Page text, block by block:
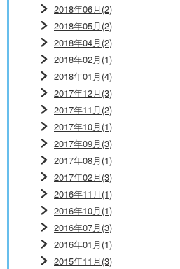
2018年06月(2)
2018年05月(2)
2018年04月(2)
2018年02月(1)
2018年01月(4)
2017年12月(3)
2017年11月(2)
2017年10月(1)
2017年09月(3)
2017年08月(1)
2017年02月(3)
2016年11月(1)
2016年10月(1)
2016年07月(3)
2016年01月(1)
2015年11月(3)